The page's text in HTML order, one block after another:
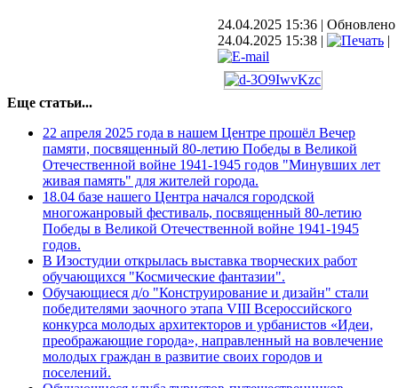
24.04.2025 15:36 | Обновлено
24.04.2025 15:38 | |
Еще статьи...
22 апреля 2025 года в нашем Центре прошёл Вечер
памяти, посвященный 80-летию Победы в Великой
Отечественной войне 1941-1945 годов "Минувших лет
живая память" для жителей города.
18.04 базе нашего Центра начался городской
многожанровый фестиваль, посвященный 80-летию
Победы в Великой Отечественной войне 1941-1945
годов.
В Изостудии открылась выставка творческих работ
обучающихся "Космические фантазии".
Обучающиеся д/о "Конструирование и дизайн" стали
победителями заочного этапа VIII Всероссийского
конкурса молодых архитекторов и урбанистов «Идеи,
преображающие города», направленный на вовлечение
молодых граждан в развитие своих городов и
поселений.